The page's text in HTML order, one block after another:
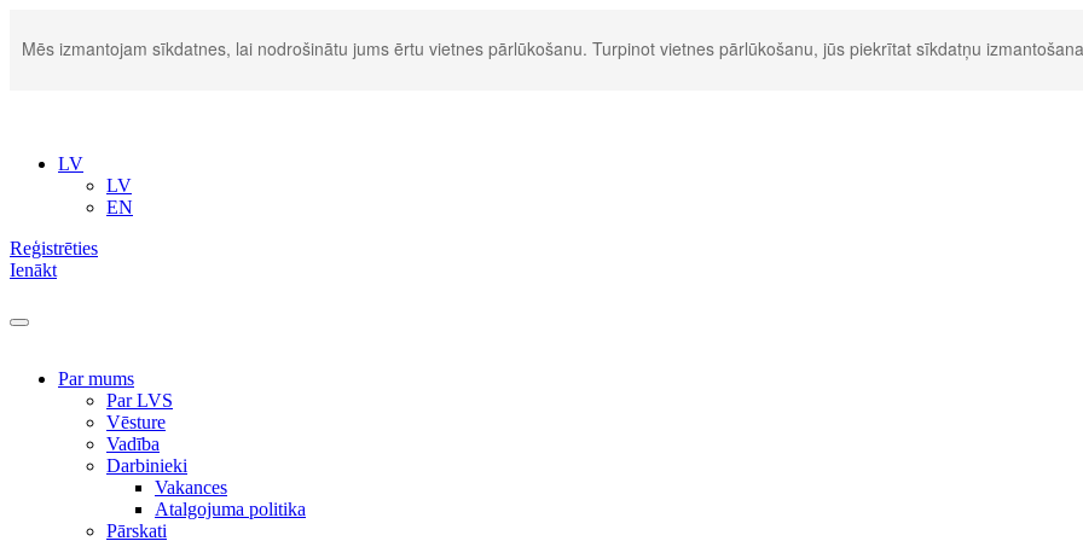
Mēs izmantojam sīkdatnes, lai nodrošinātu jums ērtu vietnes pārlūkošanu. Turpinot vietnes pārlūkošanu, jūs piekrītat sīkdatņu
LV
LV
EN
Reģistrēties
Ienākt
Par mums
Par LVS
Vēsture
Vadība
Darbinieki
Vakances
Atalgojuma politika
Pārskati